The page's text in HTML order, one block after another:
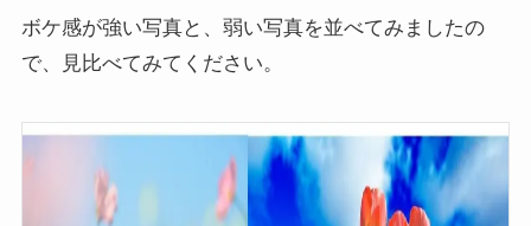
ボケ感が強い写真と、弱い写真を並べてみましたの
で、見比べてみてください。